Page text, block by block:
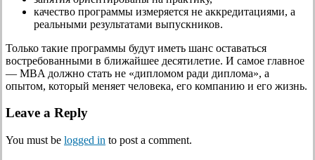
качество программы измеряется не аккредитациями, а
реальными результатами выпускников.
Только такие программы будут иметь шанс оставаться
востребованными в ближайшее десятилетие. И самое главное
— MBA должно стать не «дипломом ради диплома», а
опытом, который меняет человека, его компанию и его жизнь.
Leave a Reply
You must be logged in to post a comment.